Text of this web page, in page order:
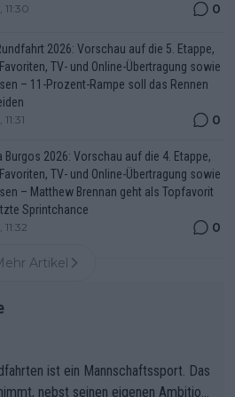
0
2026: Vorschau auf die 5. Etappe,
TV- und Online-Übertragung sowie
– 11-Prozent-Rampe soll das Rennen
0
Burgos 2026: Vorschau auf die 4. Etappe,
TV- und Online-Übertragung sowie
– Matthew Brennan geht als Topfavorit
Sprintchance
0
Artikel
ist ein Mannschaftssport. Das
nebst seinen eigenen Ambition